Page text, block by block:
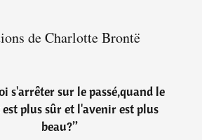
de Charlotte Brontë
s'arrêter sur le passé,quand le
plus sûr et l'avenir est plus
beau?”